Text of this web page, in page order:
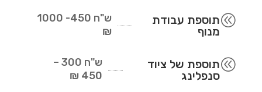
@תוספת עבודת
מנוף
ש"ח
450- 1000
₪
@תוספת של ציוד
סנפלינג
ש"ח
300 –
450 ₪